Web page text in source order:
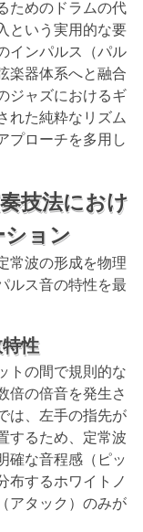
ためのドラムの代
という実用的な要
インパルス（パル
楽器体系へと融合
ジャズにおけるギ
れた純粋なリズム
プローチを多用し
技法におけ
ション
常波の形成を物理
ルス音の特性を最
性
トの間で規則的な
倍の倍音を発生さ
は、左手の指先が
するため、定常波
確な音程感（ピッ
布するホワイトノ
アタック）のみが